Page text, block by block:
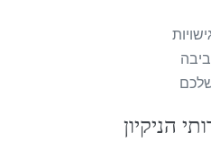
הניקיון